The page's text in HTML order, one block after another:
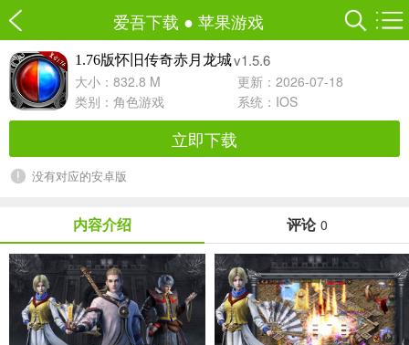
爱吾下载 ● 苹果游戏
1.76版怀旧传奇赤月龙城v1.5.6
大小：832.8 M
更新：2026-07-18
类别： 角色游戏 系统：IOS
立即下载
没有对应的安卓版
内容介绍 评论 0